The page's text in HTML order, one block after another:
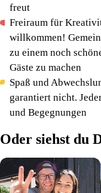
freut
Freiraum für
willkommen!
zu einem noch
Gäste zu machen
Spaß und
garantiert nicht.
und Begegnungen
Oder siehst du